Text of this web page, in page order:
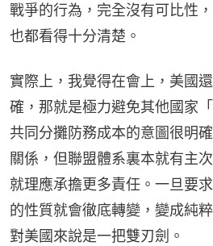
戰爭的行為，完全沒有可比性
也都看得十分清楚。
實際上，我覺得在會上，美國
確，那就是極力避免其他國家
共同分攤防務成本的意圖很明
關係，但聯盟體系裏本就有主
就理應承擔更多責任。一旦要
的性質就會徹底轉變，變成純
對美國來說是一把雙刃劍。